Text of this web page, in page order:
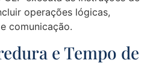
operações lógicas,
comunicação.
e Tempo de